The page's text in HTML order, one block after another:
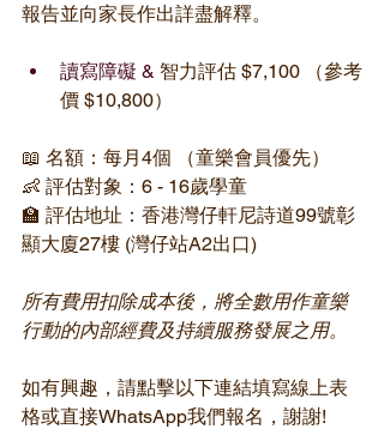
報告並向家長作出詳盡解釋。
讀寫障礙 & 智力評估 $7,100 （參考
價 $10,800）
📖 名額：每月4個 （童樂會員優先）
👶 評估對象：6 - 16歲學童
🏫 評估地址：香港灣仔軒尼詩道99號彰
顯大廈27樓 (灣仔站A2出口)
所有費用扣除成本後，將全數用作童樂
行動的內部經費及持續服務發展之用。
如有興趣，請點擊以下連結填寫線上表
格或直接WhatsApp我們報名，謝謝!